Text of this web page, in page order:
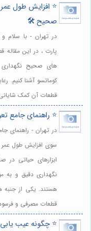
⭐️ افزایش طول
صحیح 🛠️
در تهران - با سلام
پارت ، در این مقاله
های صحیح
کوماتسو آشنا کنیم.
قطعات آن کمک
⭐️ راهنمای جامع
در تهران - راهنمای
سوی افزایش طول عمر
ابزارهای حیاتی در
نگهداری دقیق و به
هستند. یکی از
قطعات مصرفی و
⭐️ چگونه عیب